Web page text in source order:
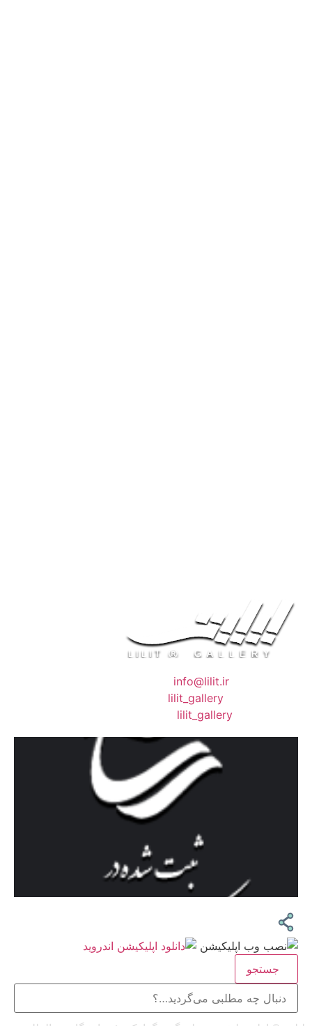
info@lilit.ir
lilit_gallery
lilit_gallery
جستجو